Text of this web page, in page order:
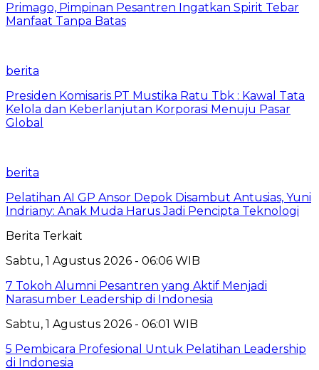
Primago, Pimpinan Pesantren Ingatkan Spirit Tebar
Manfaat Tanpa Batas
berita
Presiden Komisaris PT Mustika Ratu Tbk : Kawal Tata
Kelola dan Keberlanjutan Korporasi Menuju Pasar
Global
berita
Pelatihan AI GP Ansor Depok Disambut Antusias, Yuni
Indriany: Anak Muda Harus Jadi Pencipta Teknologi
Berita Terkait
Sabtu, 1 Agustus 2026 - 06:06 WIB
7 Tokoh Alumni Pesantren yang Aktif Menjadi
Narasumber Leadership di Indonesia
Sabtu, 1 Agustus 2026 - 06:01 WIB
5 Pembicara Profesional Untuk Pelatihan Leadership
di Indonesia